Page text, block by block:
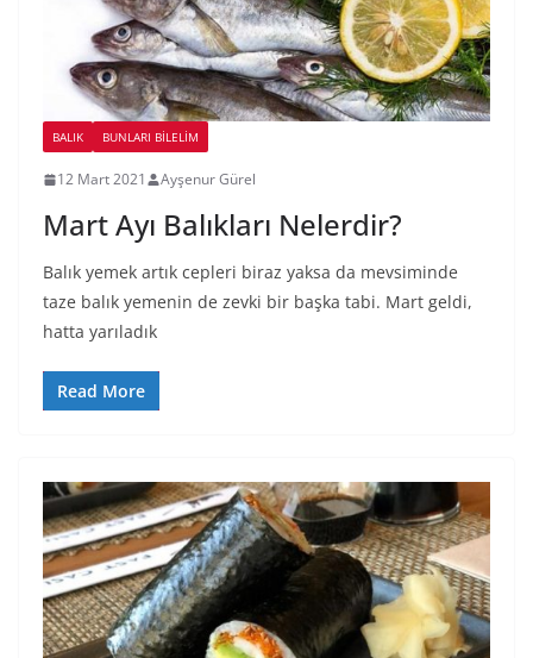
BALIK BUNLARI BILELIM
12 Mart 2021 Ayşenur Gürel
Mart Ayı Balıkları Nelerdir?
Balık yemek artık cepleri biraz yaksa da mevsiminde
taze balık yemenin de zevki bir başka tabi. Mart geldi,
hatta yarıladık
Read More